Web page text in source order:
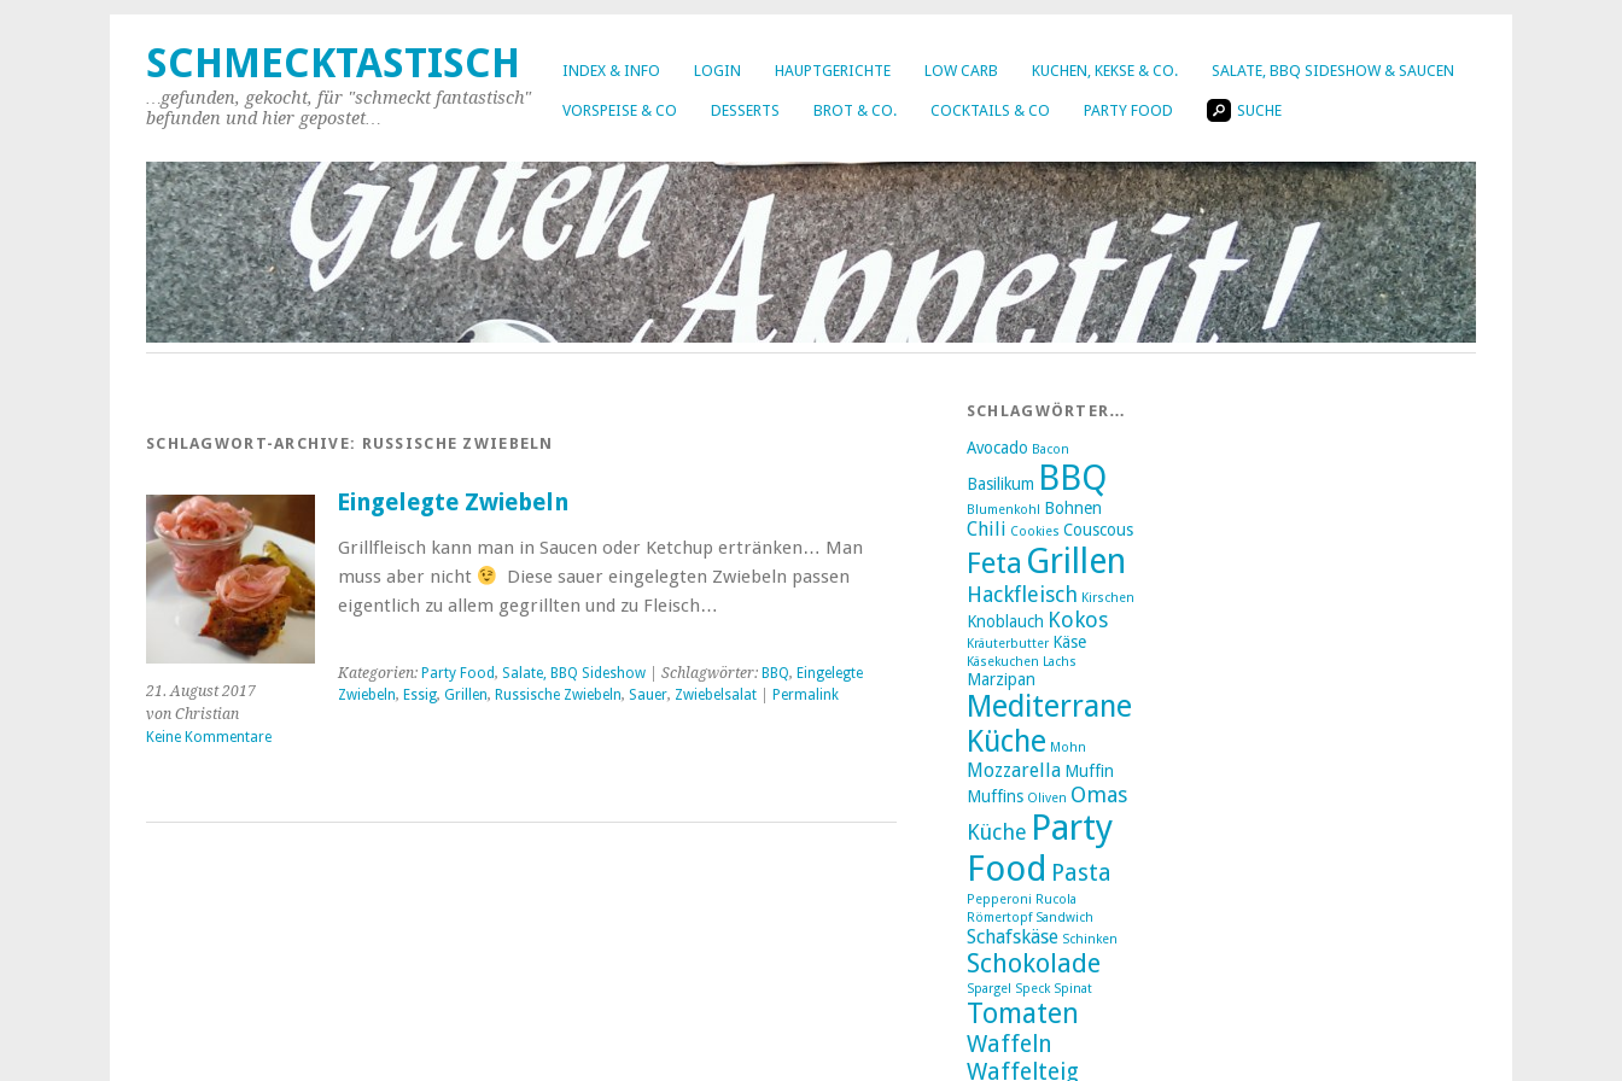
INDEX & INFO LOGIN HAUPTGERICHTE LOW CARB KUCHEN, KEKSE & CO. SALATE, BBQ SIDESHOW & SAUCEN
VORSPEISE & CO DESSERTS BROT & CO. COCKTAILS & CO PARTY FOOD SUCHE
SCHMECKTASTISCH
…gefunden, gekocht, für "schmeckt fantastisch"
befunden und hier gepostet…
SCHLAGWORT-ARCHIVE: RUSSISCHE ZWIEBELN
21. August 2017
von Christian
Keine Kommentare
Eingelegte Zwiebeln
Grillfleisch kann man in Saucen oder Ketchup ertränken… Man
muss aber nicht
Diese sauer eingelegten Zwiebeln passen
eigentlich zu allem gegrillten und zu Fleisch…
Kategorien: Party Food, Salate, BBQ Sideshow| Schlagwörter: BBQ, Eingelegte
Zwiebeln, Essig, Grillen, Russische Zwiebeln, Sauer, Zwiebelsalat| Permalink
SCHLAGWÖRTER…
Avocado Bacon
Basilikum BBQ
Blumenkohl Bohnen
Chili Cookies Couscous
Feta Grillen
Hackfleisch Kirschen
Knoblauch Kokos
Kräuterbutter Käse
Käsekuchen Lachs
Marzipan
Mediterrane
Küche Mohn
Mozzarella Muffin
Muffins Oliven Omas
Küche Party
Food Pasta
Pepperoni Rucola
Römertopf Sandwich
Schafskäse Schinken
Schokolade
Spargel Speck Spinat
Tomaten
Waffeln
Waffelteig